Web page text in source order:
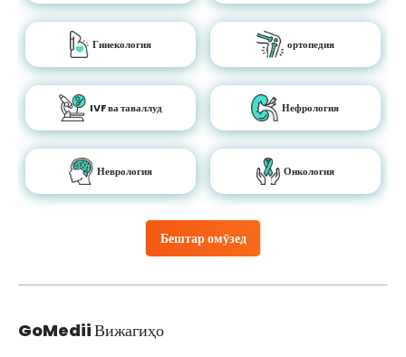
Бештар омӯзед
Гинекология ортопедия
IVF ва таваллуд Нефрология
Неврология Онкология
GoMediiВижагиҳо